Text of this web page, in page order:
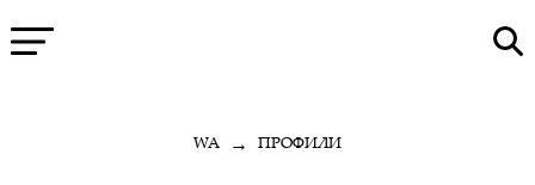
WA → ПРОФИЛИ